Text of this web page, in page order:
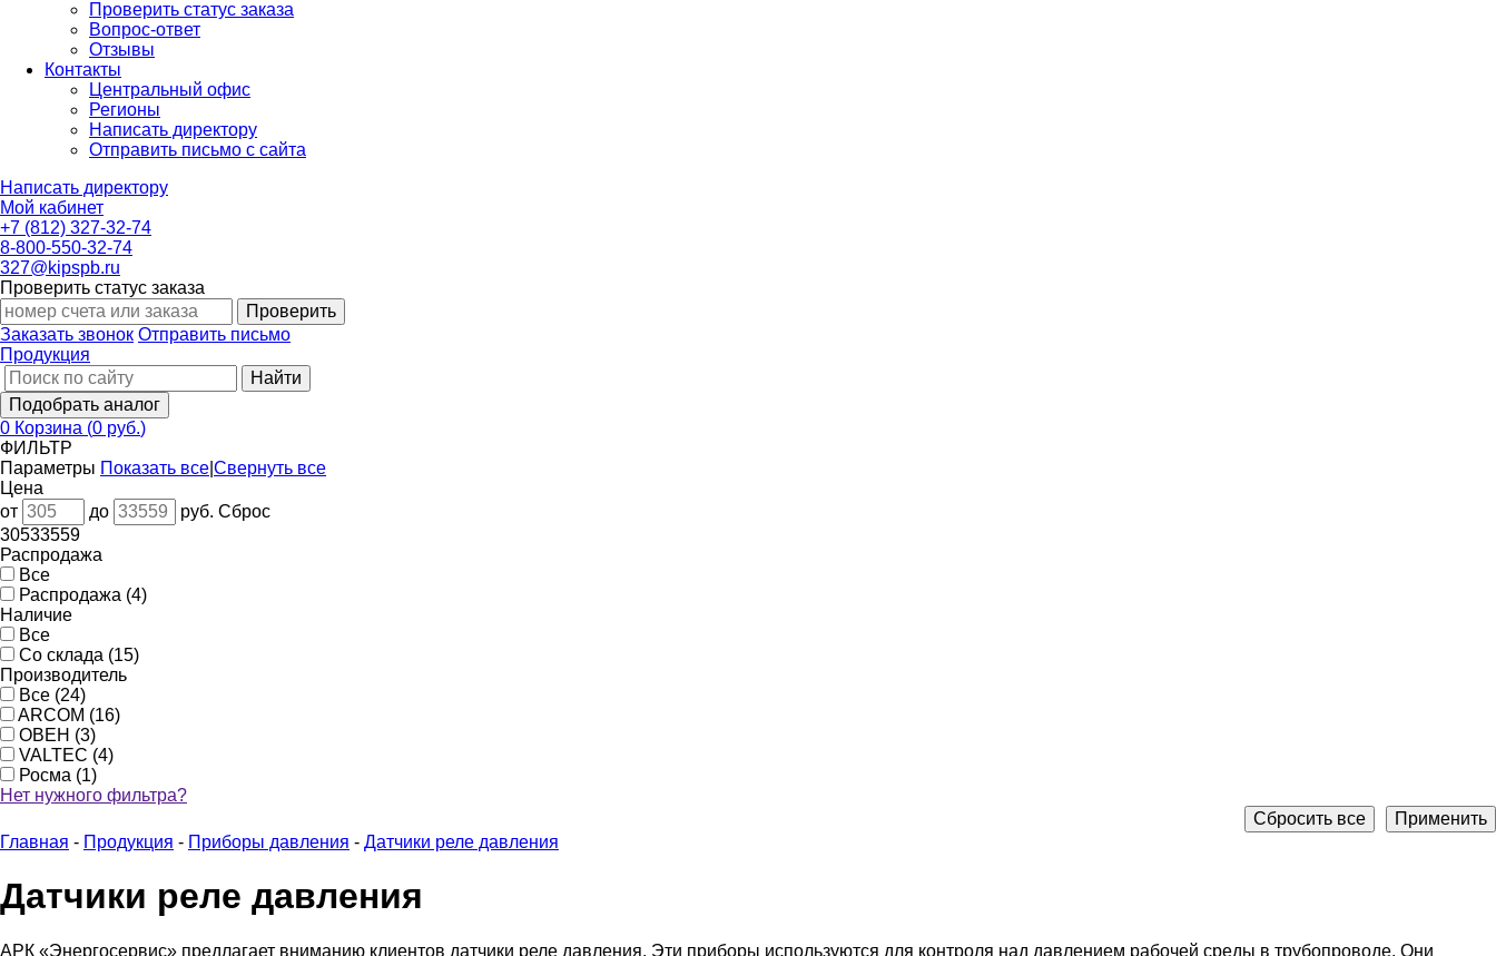
Проверить статус заказа
Вопрос-ответ
Отзывы
Контакты
Центральный офис
Регионы
Написать директору
Отправить письмо с сайта
Написать директору
Мой кабинет
+7 (812) 327-32-74
8-800-550-32-74
327@kipspb.ru
Проверить статус заказа
Проверить
Заказать звонок Отправить письмо
Продукция
Найти
Подобрать аналог
0 Корзина (0 руб.)
ФИЛЬТР
Параметры Показать все Свернуть все
Цена
от
до руб. Сброс
30533559
Распродажа
Все
Распродажа (4)
Наличие
Все
Со склада (15)
Производитель
Все (24)
ARCOM (16)
ОВЕН (3)
VALTEC (4)
Росма (1)
Нет нужного фильтра?
Применить
Сбросить все
Главная - Продукция - Приборы давления - Датчики реле давления
Датчики реле давления
АРК «Энергосервис» предлагает вниманию клиентов датчики реле давления. Эти приборы используются для контроля над давлением рабочей среды в трубопроводе. Они